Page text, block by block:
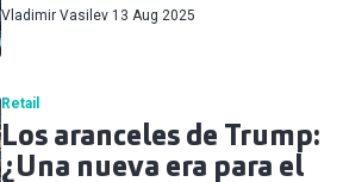
Vladimir Vasilev 13 Aug 2025
Retail
Los aranceles de Trump:
¿Una nueva era para el